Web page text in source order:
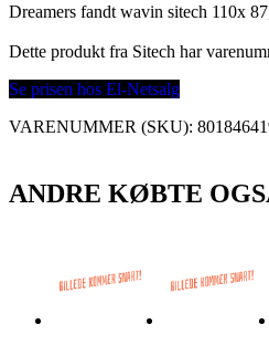
Dreamers fandt wavin sitech 110x
Dette produkt fra Sitech har
Se prisen hos El-Netsalg
VARENUMMER (SKU):
ANDRE KØBTE